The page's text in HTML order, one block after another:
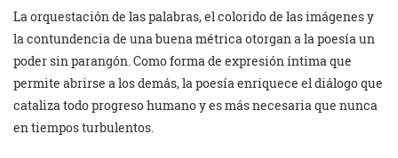
La orquestación de las palabras, el colorido de las imágenes y
la contundencia de una buena métrica otorgan a la poesía un
poder sin parangón. Como forma de expresión íntima que
permite abrirse a los demás, la poesía enriquece el diálogo que
cataliza todo progreso humano y es más necesaria que nunca
en tiempos turbulentos.